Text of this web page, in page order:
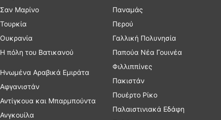
Σαν Μαρίνο
Τουρκία
Ουκρανία
Η πόλη του Βατικανού
Ηνωμένα Αραβικά Εμιράτα
Αφγανιστάν
Αντίγκουα και Μπαρμπούντα
Ανγκουίλα
Παναμάς
Περού
Γαλλική Πολυνησία
Παπούα Νέα Γουινέα
Φιλλιππίνες
Πακιστάν
Πουέρτο Ρίκο
Παλαιστινιακά Εδάφη